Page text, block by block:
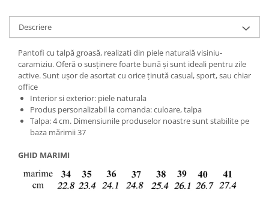
Descriere
Pantofi cu talpă groasă, realizati din piele naturală visiniu-
caramiziu. Oferă o susținere foarte bună și sunt ideali pentru zile
active. Sunt ușor de asortat cu orice ținută casual, sport, sau chiar
office
Interior si exterior: piele naturala
Produs personalizabil la comanda: culoare, talpa
Talpa: 4 cm. Dimensiunile produselor noastre sunt stabilite pe
baza mărimii 37
GHID MARIMI